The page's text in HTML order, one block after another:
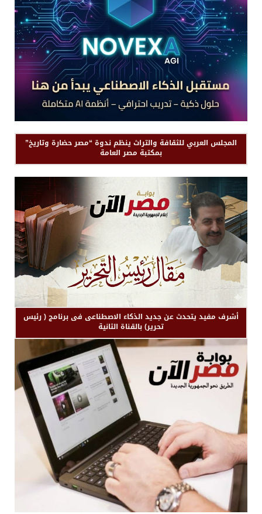
المجلس العربي للثقافة والتراث ينظم ندوة “مصر حضارة وتاريخ”
بمكتبة مصر العامة
أشرف مفيد يتحدث عن جديد الذكاء الاصطناعى فى برنامج ( رئيس
تحرير) بالقناة الثانية